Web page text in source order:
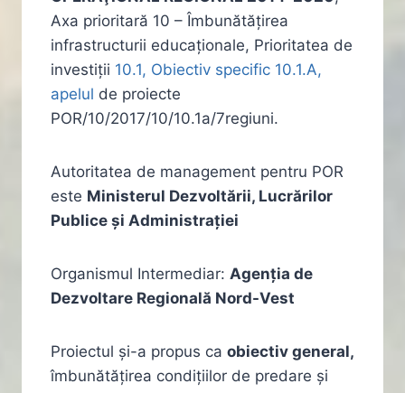
Axa prioritară 10 – Îmbunătățirea
infrastructurii educaționale, Prioritatea de
investiții 10.1, Obiectiv specific 10.1.A,
apelul de proiecte
POR/10/2017/10/10.1a/7regiuni.
Autoritatea de management pentru POR
este Ministerul Dezvoltării, Lucrărilor
Publice și Administrației
Organismul Intermediar: Agenţia de
Dezvoltare Regională Nord-Vest
Proiectul și-a propus ca obiectiv general,
îmbunătățirea condițiilor de predare și